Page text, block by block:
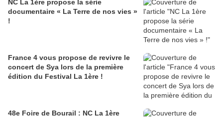
NC La 1ère propose la série
documentaire « La Terre de nos vies »
!
France 4 vous propose de revivre le
concert de Sya lors de la première
édition du Festival La 1ère !
48e Foire de Bourail : NC La 1ère